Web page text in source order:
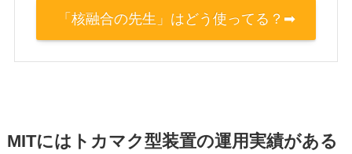
「核融合の先生」はどう使ってる？➡
MITにはトカマク型装置の運用実績がある